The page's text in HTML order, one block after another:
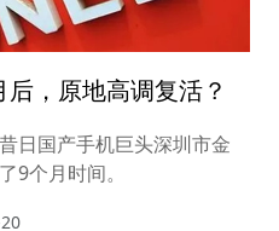
后，原地高调复活？
日国产手机巨头深圳市金
9个月时间。